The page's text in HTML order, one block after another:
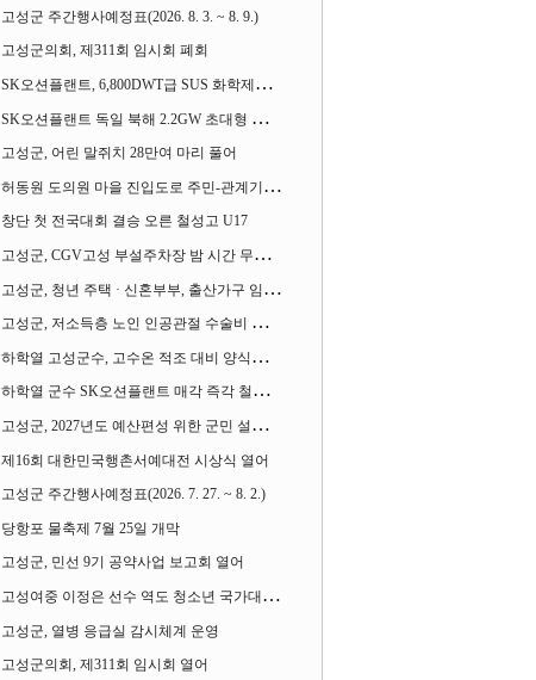
고성군 주간행사예정표(2026. 8. 3. ~ 8. 9.)
고성군의회, 제311회 임시회 폐회
SK오션플랜트, 6,800DWT급 SUS 화학제품운반선 2척 수주
SK오션플랜트 독일 북해 2.2GW 초대형 해상변전소 하부구조물 수주
고성군, 어린 말쥐치 28만여 마리 풀어
허동원 도의원 마을 진입도로 주민-관계기관과 함께 간담회 열어
창단 첫 전국대회 결승 오른 철성고 U17
고성군, CGV고성 부설주차장 밤 시간 무료 개방한다
고성군, 청년 주택 · 신혼부부, 출산가구 임차보증금 대출이자 지원사업 시행
고성군, 저소득층 노인 인공관절 수술비 지원사업 계속 추진
하학열 고성군수, 고수온 적조 대비 양식장 현장점검
하학열 군수 SK오션플랜트 매각 즉각 철회 촉구 기자회견 열어
고성군, 2027년도 예산편성 위한 군민 설문조사 실시
제16회 대한민국행촌서예대전 시상식 열어
고성군 주간행사예정표(2026. 7. 27. ~ 8. 2.)
당항포 물축제 7월 25일 개막
고성군, 민선 9기 공약사업 보고회 열어
고성여중 이정은 선수 역도 청소년 국가대표에 뽑혀
고성군, 열병 응급실 감시체계 운영
고성군의회, 제311회 임시회 열어